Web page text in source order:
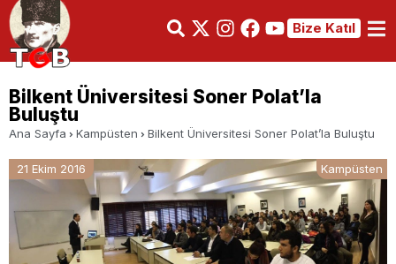
Bize Katıl
Bilkent Üniversitesi Soner Polat’la
Buluştu
Ana Sayfa Kampüsten Bilkent Üniversitesi Soner Polat’la Buluştu
21 Ekim 2016 Kampüsten